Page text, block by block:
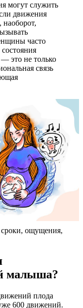
могут служить
движения
часто
это не только
связь
ощущения,
малыша?
плода
600 движений.